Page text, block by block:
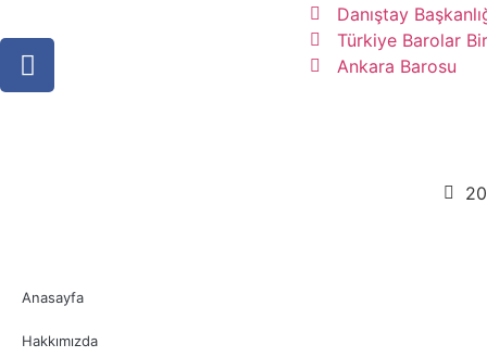
Danıştay
Türkiye Barolar
Ankara Barosu
Anasayfa
Hakkımızda